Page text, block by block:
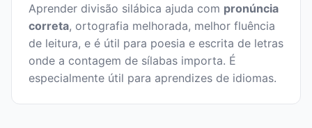
Aprender divisão silábica ajuda com pronúncia
correta, ortografia melhorada, melhor fluência
de leitura, e é útil para poesia e escrita de letras
onde a contagem de sílabas importa. É
especialmente útil para aprendizes de idiomas.